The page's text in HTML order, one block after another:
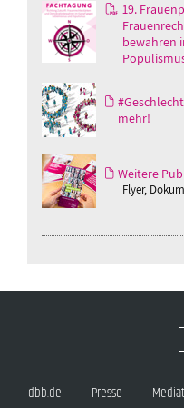
19.
bewahren
mehr!
Weitere
Flyer,
dbb.de Presse